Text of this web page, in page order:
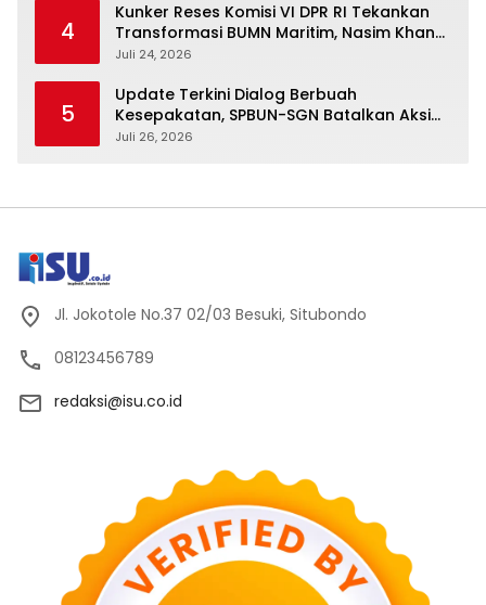
4
Kunker Reses Komisi VI DPR RI Tekankan
Transformasi BUMN Maritim, Nasim Khan
Kawal Penguatan Sektor Laut
Juli 24, 2026
5
Update Terkini Dialog Berbuah
Kesepakatan, SPBUN-SGN Batalkan Aksi
Nasional Setelah Holding Penuhi Sejumlah
Juli 26, 2026
Jl. Jokotole No.37 02/03 Besuki, Situbondo
08123456789
redaksi@isu.co.id